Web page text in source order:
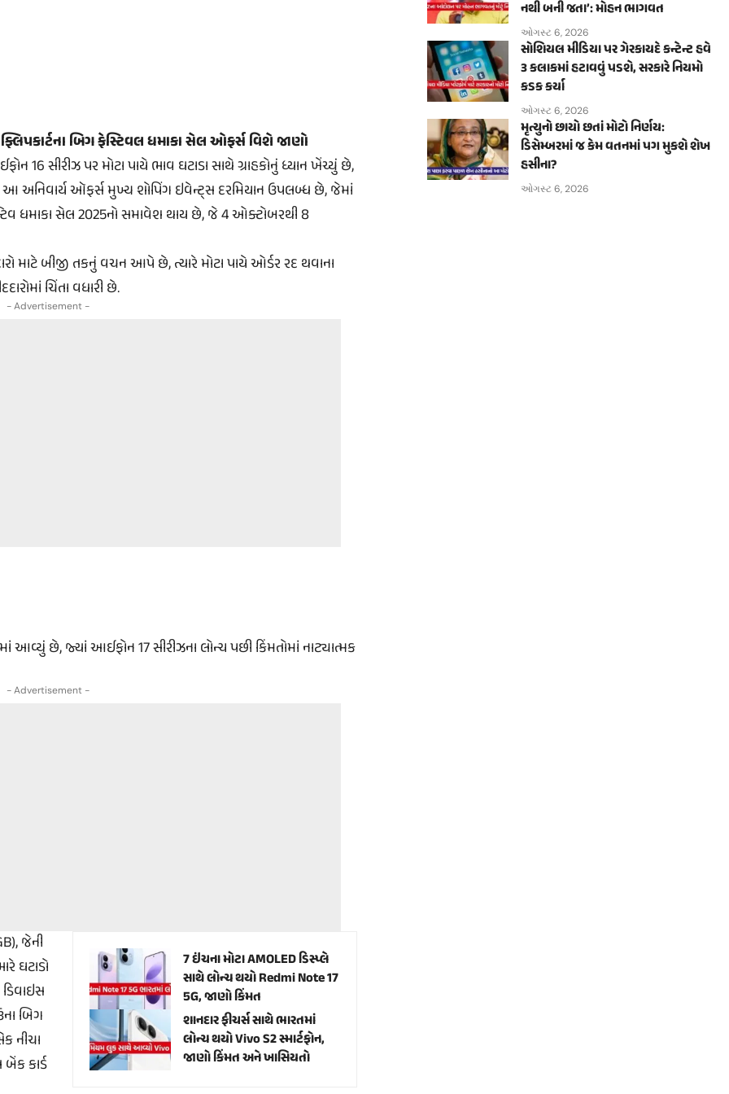
બિગ ફેસ્ટિવલ ધમાકા સેલ ઓફર્સ વિશે જાણો
16 સીરીઝ પર મોટા પાયે ભાવ ઘટાડા સાથે ગ્રાહકોનું ધ્યાન ખેંચ્યું છે,
અનિવાર્ય ઑફર્સ મુખ્ય શોપિંગ ઇવેન્ટ્સ દરમિયાન ઉપલબ્ધ છે, જેમાં
ધમાકા સેલ 2025નો સમાવેશ થાય છે, જે 4 ઓક્ટોબરથી 8
માટે બીજી તકનું વચન આપે છે, ત્યારે મોટા પાયે ઓર્ડર રદ થવાના
ચિંતા વધારી છે.
- Advertisement -
આવ્યું છે, જ્યાં આઈફોન 17 સીરીઝના લોન્ચ પછી કિંમતોમાં નાટ્યાત્મક
- Advertisement -
7 ઇંચના મોટા AMOLED ડિસ્પ્લે
સાથે લોન્ચ થયો Redmi Note 17
5G, જાણો કિંમત
શાનદાર ફીચર્સ સાથે ભારતમાં
લોન્ચ થયો Vivo S2 સ્માર્ટફોન,
જાણો કિંમત અને ખાસિયતો
જેની
ઘટાડો
બિગ
નીચા
કાર્ડ
નથી બની જતા’: મોહન ભાગવત
ઓગસ્ટ 6, 2026
સોશિયલ મીડિયા પર ગેરકાયદે કન્ટેન્ટ હવે
૩ કલાકમાં હટાવવું પડશે, સરકારે નિયમો
કડક કર્યા
ઓગસ્ટ 6, 2026
મૃત્યુનો છાયો છતાં મોટો નિર્ણય:
ડિસેમ્બરમાં જ કેમ વતનમાં પગ મુકશે શેખ
હસીના?
ઓગસ્ટ 6, 2026